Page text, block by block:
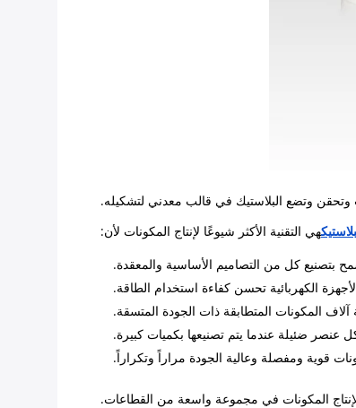
وتضع البلاستيك في قالب معدني لتشكيله.
هي التقنية الأكثر شيوعًا لإنتاج المكونات لأن:
بتصنيع كل من التصاميم الأساسية والمعقدة.
الكهربائية تحسن كفاءة استخدام الطاقة.
آلاف المكونات المتطابقة ذات الجودة المتسقة.
عنصر ضئيلة عندما يتم تصنيعها بكميات كبيرة.
قوية ومفصلة وعالية الجودة مراراً وتكراراً.
المكونات في مجموعة واسعة من القطاعات.